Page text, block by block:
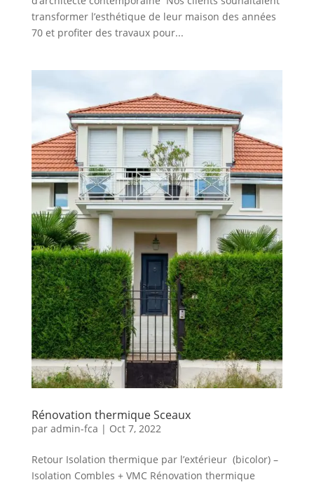
transformer l’esthétique de leur maison des années
70 et profiter des travaux pour...
Rénovation thermique Sceaux
par admin-fca | Oct 7, 2022
Retour Isolation thermique par l’extérieur (bicolor) –
Isolation Combles + VMC Rénovation thermique